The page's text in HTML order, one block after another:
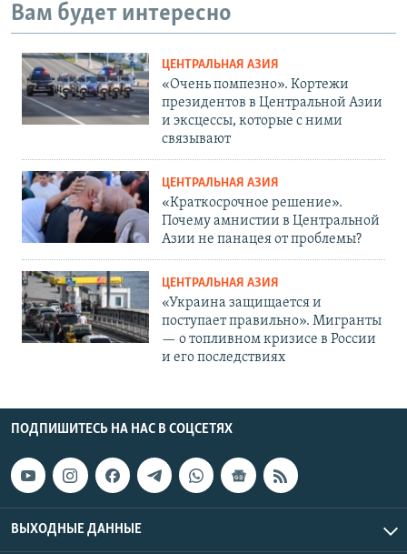
Вам будет интересно
ЦЕНТРАЛЬНАЯ АЗИЯ
«Очень помпезно». Кортежи
президентов в Центральной Азии
и эксцессы, которые с ними
связывают
ЦЕНТРАЛЬНАЯ АЗИЯ
«Краткосрочное решение».
Почему амнистии в Центральной
Азии не панацея от проблемы?
ЦЕНТРАЛЬНАЯ АЗИЯ
«Украина защищается и
поступает правильно». Мигранты
— о топливном кризисе в России
и его последствиях
ПОДПИШИТЕСЬ НА НАС В СОЦСЕТЯХ
ВЫХОДНЫЕ ДАННЫЕ